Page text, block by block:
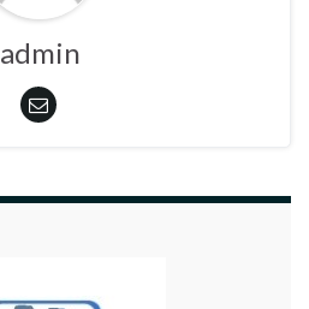
admin